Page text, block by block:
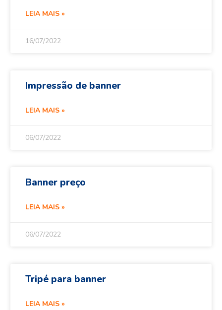
LEIA MAIS »
16/07/2022
Impressão de banner
LEIA MAIS »
06/07/2022
Banner preço
LEIA MAIS »
06/07/2022
Tripé para banner
LEIA MAIS »